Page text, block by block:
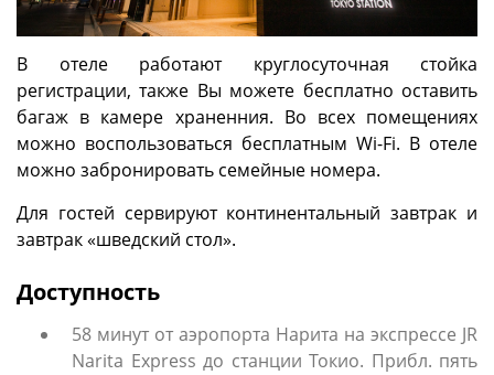
В отеле работают круглосуточная стойка
регистрации, также Вы можете бесплатно оставить
багаж в камере храненния. Во всех помещениях
можно воспользоваться бесплатным Wi-Fi. В отеле
можно забронировать семейные номера.
Для гостей сервируют континентальный завтрак и
завтрак «шведский стол».
Доступность
58 минут от аэропорта Нарита на экспрессе JR
Narita Express до станции Токио. Прибл. пять